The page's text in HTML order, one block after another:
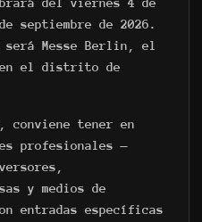
del viernes 4 de
septiembre de 2026.
Messe Berlin, el
el distrito de
tener en
profesionales —
y medios de
entradas específicas